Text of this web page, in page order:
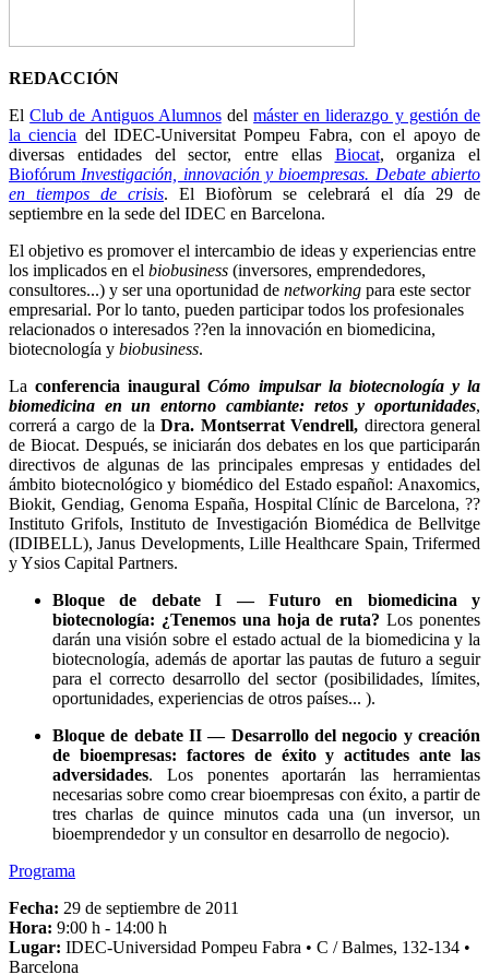
REDACCIÓN
ElClub de Antiguos Alumnosdelmáster en liderazgo y gestión de
la ciencia del IDEC-Universitat Pompeu Fabra, con el apoyo de
diversas entidades del sector, entre ellas Biocat, organiza el
BiofórumInvestigación, innovación y bioempresas. Debate abierto
en tiempos de crisis. El Biofòrum se celebrará el día 29 de
septiembre en la sede del IDEC en Barcelona.
El objetivo es promover el intercambio de ideas y experiencias entre
los implicados en el biobusiness (inversores, emprendedores,
consultores...) y ser una oportunidad de networking para este sector
empresarial. Por lo tanto, pueden participar todos los profesionales
relacionados o interesados ??en la innovación en biomedicina,
biotecnología y biobusiness.
Laconferencia inauguralCómo impulsar la biotecnología y la
biomedicina en un entorno cambiante: retos y oportunidades,
correrá a cargo de laDra. Montserrat Vendrell, directora general
de Biocat. Después, se iniciarán dos debates en los que participarán
directivos de algunas de las principales empresas y entidades del
ámbito biotecnológico y biomédico del Estado español: Anaxomics,
Biokit, Gendiag, Genoma España, Hospital Clínic de Barcelona, ??
Instituto Grifols, Instituto de Investigación Biomédica de Bellvitge
(IDIBELL), Janus Developments, Lille Healthcare Spain, Trifermed
y Ysios Capital Partners.
Bloque de debate I — Futuro en biomedicina y
biotecnología: ¿Tenemos una hoja de ruta? Los ponentes
darán una visión sobre el estado actual de la biomedicina y la
biotecnología, además de aportar las pautas de futuro a seguir
para el correcto desarrollo del sector (posibilidades, límites,
oportunidades, experiencias de otros países... ).
Bloque de debate II — Desarrollo del negocio y creación
de bioempresas: factores de éxito y actitudes ante las
adversidades. Los ponentes aportarán las herramientas
necesarias sobre como crear bioempresas con éxito, a partir de
tres charlas de quince minutos cada una (un inversor, un
bioemprendedor y un consultor en desarrollo de negocio).
Programa
Fecha: 29 de septiembre de 2011
Hora: 9:00 h - 14:00 h
Lugar: IDEC-Universidad Pompeu Fabra • C / Balmes, 132-134 •
Barcelona